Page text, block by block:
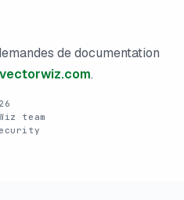
de documentation
.
team